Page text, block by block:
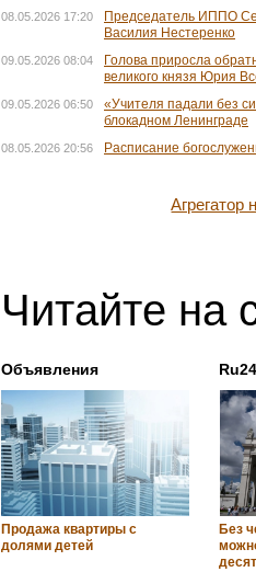
08.05.2026 17:20
Председатель ИППО
Василия Нестеренко
09.05.2026 08:04
Голова приросла
великого князя Юрия
09.05.2026 06:50
«Учителя падали без
блокадном Ленинграде
08.05.2026 20:56 Расписание
Читайте на
Объявления
Продажа квартиры с
долями детей
Без